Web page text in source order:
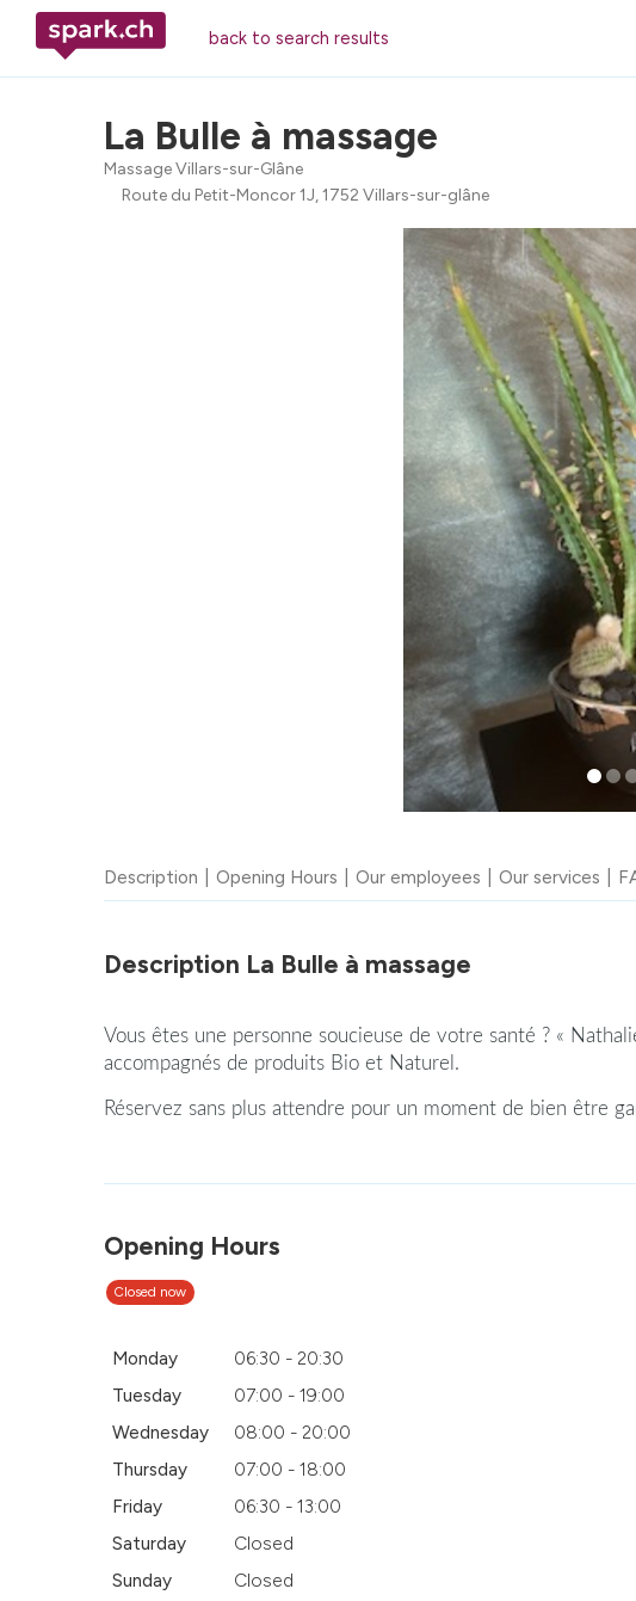
back to search results
La Bulle à massage
Massage Villars-sur-Glâne
Route du Petit-Moncor 1J, 1752 Villars-sur-glâne
Description Opening Hours Our employees Our services
Description La Bulle à massage
Vous êtes une personne soucieuse de votre santé ? «
accompagnés de produits Bio et Naturel.
Réservez sans plus attendre pour un moment de bien être
Opening Hours
Closed now
Monday
06:30 - 20:30
Tuesday
07:00 - 19:00
Wednesday
08:00 - 20:00
Thursday
07:00 - 18:00
Friday
06:30 - 13:00
Saturday
Closed
Sunday
Closed